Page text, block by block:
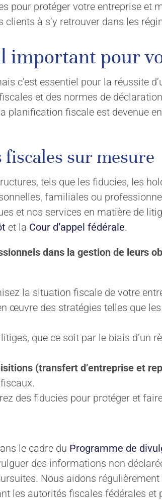
pour protéger votre entreprise
à s’y retrouver dans les
important pour
c’est essentiel pour la réussite
et des normes de
fiscale est devenue
sur mesure
tels que les fiducies, les
familiales ou
et nos services en matière de
et la Cour d’appel fédérale.
dans la gestion de leurs
la situation fiscale de votre
œuvre des stratégies telles que
que ce soit par le biais d’un
(transfert d’entreprise et
des fiducies pour protéger et
le cadre du Programme de
des informations non
Nous aidons
les autorités fiscales fédérales et